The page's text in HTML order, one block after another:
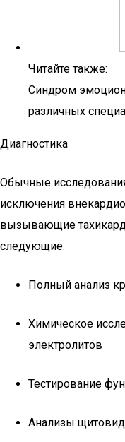
Читайте также:
Синдром
различных
Диагностика
Обычные
исключения
вызывающие
следующие:
Полный анализ
Химическое
электролитов
Тестирование
Анализы